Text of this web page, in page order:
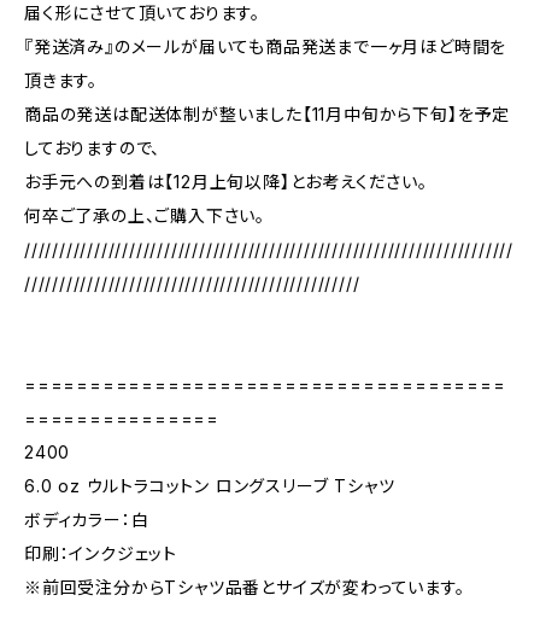
届く形にさせて頂いております。
『発送済み』のメールが届いても商品発送まで一ヶ月ほど時間を
頂きます。
商品の発送は配送体制が整いました【11月中旬から下旬】を予定
しておりますので、
お手元への到着は【12月上旬以降】とお考えください。
何卒ご了承の上、ご購入下さい。
//////////////////////////////////////////////////////////////////////
////////////////////////////////////////////////
=====================================
===============
2400
6.0 oz ウルトラコットン ロングスリーブ Tシャツ
ボディカラー：白
印刷：インクジェット
※前回受注分からTシャツ品番とサイズが変わっています。